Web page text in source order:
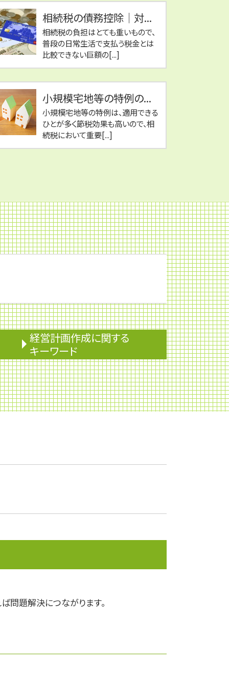
相続税の債務控除｜対...
相続税の負担はとても重いもので、
普段の日常生活で支払う税金とは
比較できない巨額の[...]
小規模宅地等の特例の...
小規模宅地等の特例は、適用できる
ひとが多く節税効果も高いので、相
続税において重要[...]
経営計画作成に関する
キーワード
株式消却
株主優待
下方修正
監査役
安定配当
株価算定
ライフプランニング
問題解決につながります。